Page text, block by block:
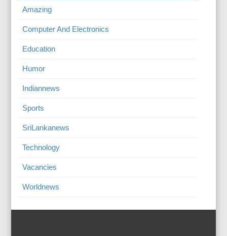
Amazing
Computer And Electronics
Education
Humor
Indiannews
Sports
SriLankanews
Technology
Vacancies
Worldnews